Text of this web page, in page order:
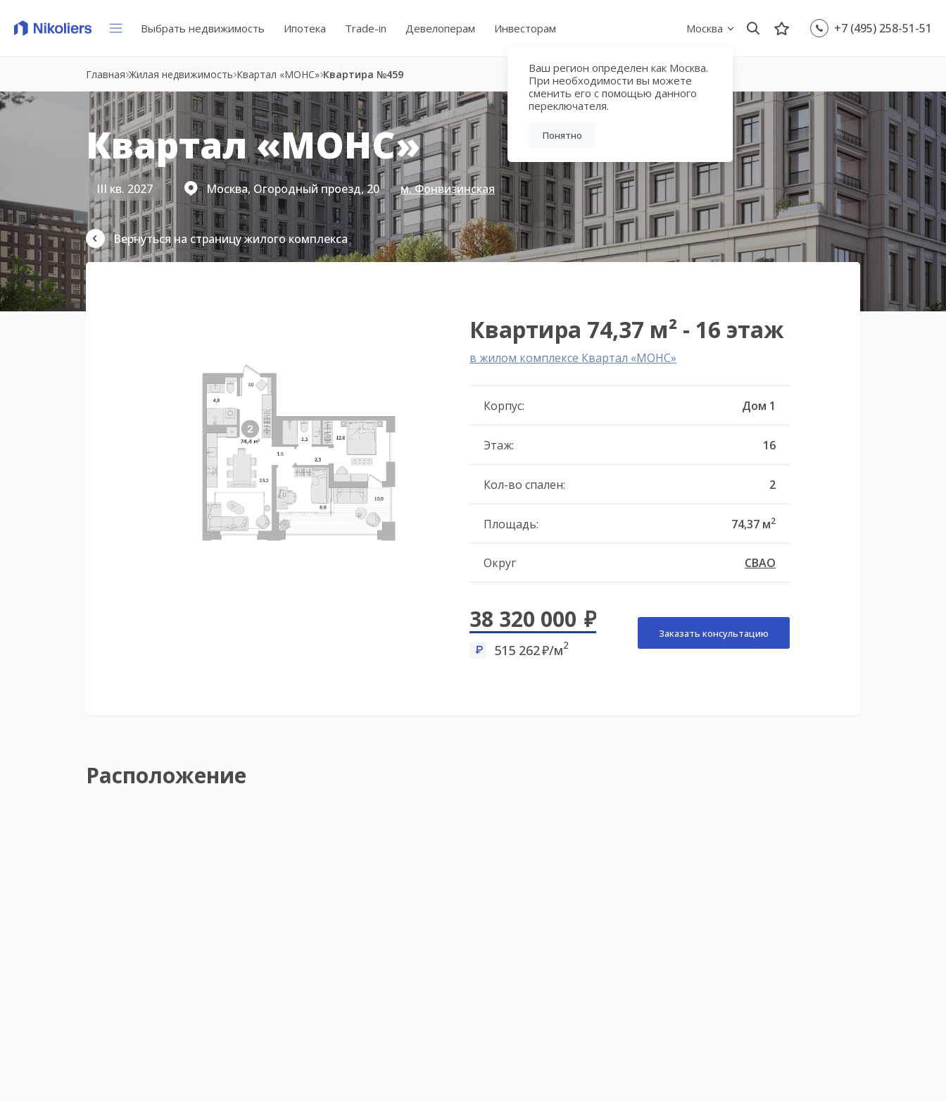
Выбрать недвижимость Ипотека Trade-in Девелоперам Инвесторам Москва
Ваш регион определен как Москва.
При необходимости вы можете
сменить его с помощью данного
переключателя.
Понятно
+7 (495) 258-51-51
Главная Жилая недвижимость Квартал «МОНС» Квартира №459
Квартал «МОНС»
III кв. 2027 Москва, Огородный проезд, 20 м. Фонвизинская
Вернуться на страницу жилого комплекса
Квартира 74,37 м² - 16 этаж
в жилом комплексе Квартал «МОНС»
Корпус: Дом 1
Этаж: 16
Кол-во спален: 2
Площадь: 74,37 м2
Округ СВАО
38 320 000
515 262 /м2
Заказать консультацию
Расположение